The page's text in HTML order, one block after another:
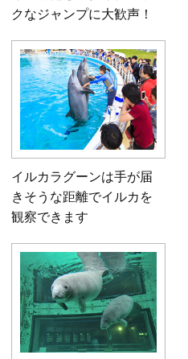
クなジャンプに大歓声！
イルカラグーンは手が届
きそうな距離でイルカを
観察できます